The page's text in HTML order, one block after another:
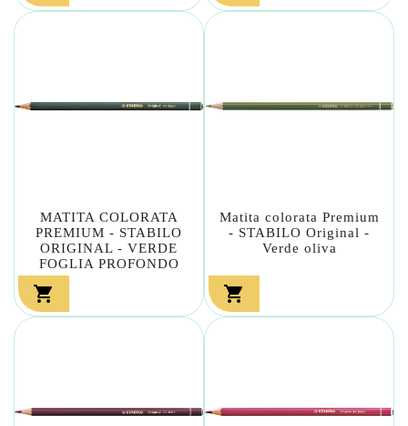
MATITA COLORATA
PREMIUM - STABILO
ORIGINAL - VERDE
FOGLIA PROFONDO

Matita colorata Premium
- STABILO Original -
Verde oliva
